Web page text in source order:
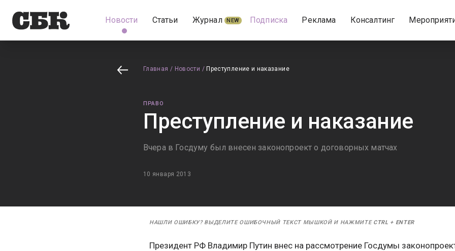
Новости Статьи Журнал NEW Подписка Реклама Консалтинг
Главная / Новости / Преступление и наказание
ПРАВО
Преступление и наказание
Вчера в Госдуму был внесен законопроект о договорных матчах
10 января 2013
НАШЛИ ОШИБКУ? ВЫДЕЛИТЕ ОШИБОЧНЫЙ ТЕКСТ МЫШКОЙ И НАЖМИТЕ CTRL + ENTER
Президент РФ Владимир Путин внес на рассмотрение Госдумы